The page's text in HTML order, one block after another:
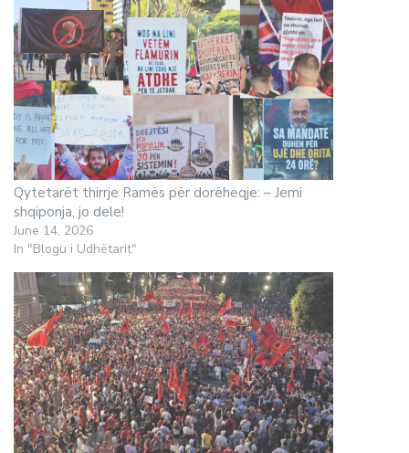
Qytetarët thirrje Ramës për dorëheqje: – Jemi
shqiponja, jo dele!
June 14, 2026
In "Blogu i Udhëtarit"